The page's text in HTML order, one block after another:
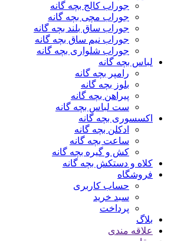
جوراب کالج بچه گانه
جوراب مچی بچه گانه
جوراب ساق بلند بچه گانه
جوراب نیم ساق بچه گانه
جوراب شلواری بچه گانه
لباس بچه گانه
رامپر بچه گانه
بلوز بچه گانه
پیراهن بچه گانه
ست لباس بچه گانه
اکسسوری بچه گانه
ادکلن بچه گانه
ساعت بچه گانه
کش و گیره بچه گانه
کلاه و دستکش بچه گانه
فروشگاه
حساب کاربری
سبد خرید
پرداخت
بلاگ
علاقه مندی